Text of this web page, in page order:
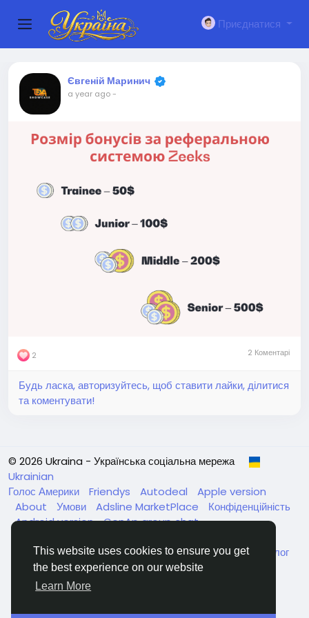
This website uses cookies to ensure you get
the best experience on our website
Learn More
Приєднатися
Євгеній Маринич
a year ago-
2 2 Коментарі
Будь ласка, авторизуйтесь, щоб ставити лайки, ділитися
та коментувати!
© 2026 Ukraina - Українська соціальна мережа
Ukrainian
Голос Америки
Friendys Autodeal
Apple version
About
Умови Adsline MarketPlace
Конфіденційність
Android version GenAp group chat
Нагодуйте голодних та безпритульних в Україні
Каталог